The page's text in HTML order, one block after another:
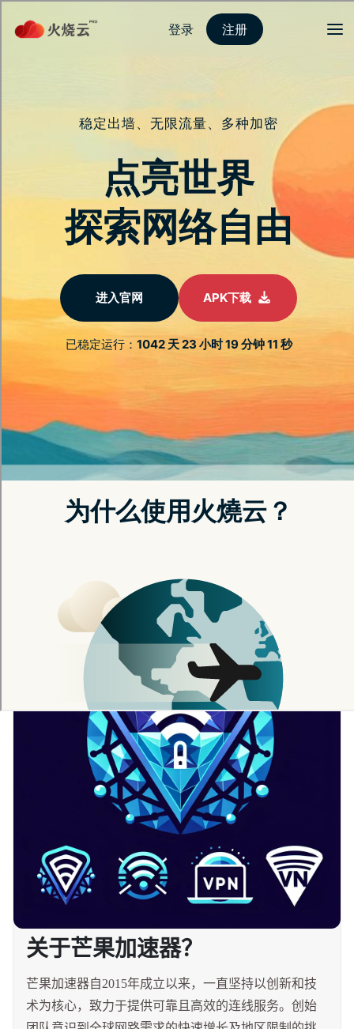
登录
马年优惠
芒果加速器
专业级网路加密服务
全球节点即时切换，灵活应对各种需求
智能DNS解析服务，优化您的网路体验
获取优惠
高可用性保证服务，确保连线永不中断
关于芒果加速器？
芒果加速器自2015年成立以来，一直坚持以创新和技
术为核心，致力于提供可靠且高效的连线服务。创始